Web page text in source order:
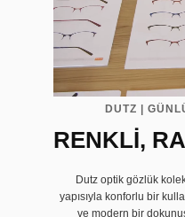
DUTZ |
RENKLİ,
Dutz optik gözlük
yapısıyla konforlu bir
ve modern bir